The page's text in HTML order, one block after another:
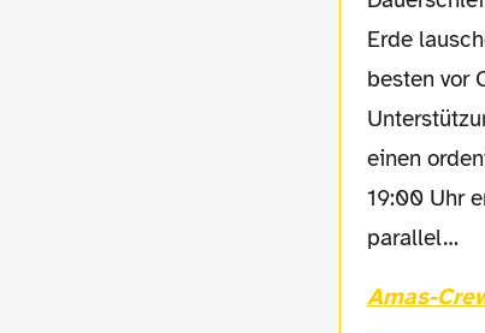
Erde
besten vor
einen
19:00 Uhr
parallel…
Amas-